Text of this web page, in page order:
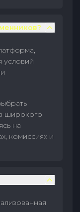
условий
широкого
на
комиссиях и